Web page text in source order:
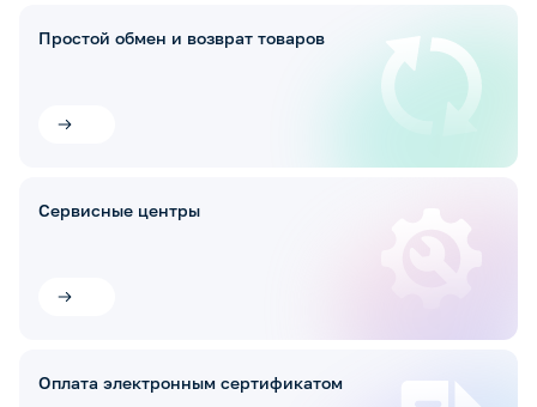
Простой обмен и возврат товаров
Сервисные центры
Оплата электронным сертификатом